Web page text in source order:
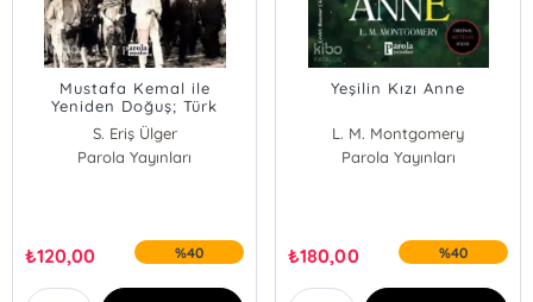
Mustafa Kemal ile
Yeniden Doğuş; Türk
Rönesansı
S. Eriş Ülger
Parola Yayınları
₺120,00 %40
Yeşilin Kızı Anne
L. M. Montgomery
Parola Yayınları
₺180,00 %40